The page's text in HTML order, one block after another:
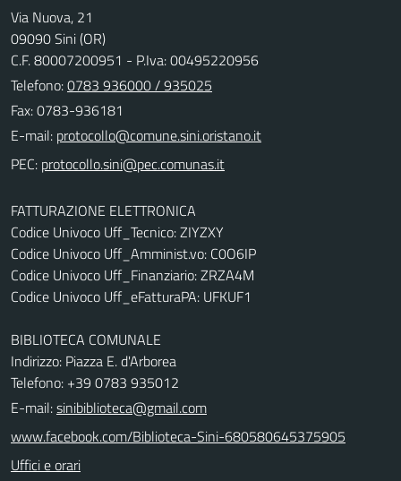
Via Nuova, 21
09090 Sini (OR)
C.F. 80007200951 - P.Iva: 00495220956
Telefono:0783 936000 / 935025
Fax: 0783-936181
E-mail:
PEC:
FATTURAZIONE ELETTRONICA
Codice Univoco Uff_Tecnico: ZIYZXY
Codice Univoco Uff_Amminist.vo: C0O6IP
Codice Univoco Uff_Finanziario: ZRZA4M
Codice Univoco Uff_eFatturaPA: UFKUF1
BIBLIOTECA COMUNALE
Indirizzo: Piazza E. d'Arborea
Telefono: +39 0783 935012
E-mail:sinibiblioteca@gmail.com
www.facebook.com/Biblioteca-Sini-680580645375905
Uffici e orari